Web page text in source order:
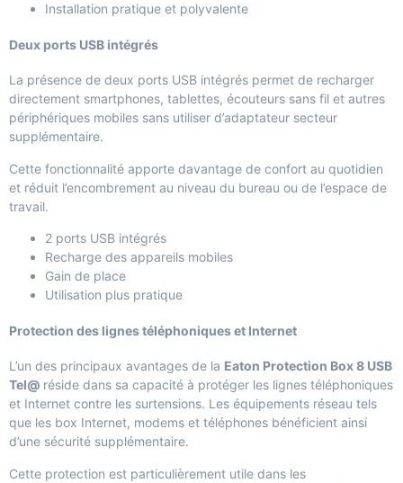
Installation pratique et polyvalente
Deux ports USB intégrés
La présence de deux ports USB intégrés permet de recharger
directement smartphones, tablettes, écouteurs sans fil et autres
périphériques mobiles sans utiliser d’adaptateur secteur
supplémentaire.
Cette fonctionnalité apporte davantage de confort au quotidien
et réduit l’encombrement au niveau du bureau ou de l’espace de
travail.
2 ports USB intégrés
Recharge des appareils mobiles
Gain de place
Utilisation plus pratique
Protection des lignes téléphoniques et Internet
L’un des principaux avantages de la Eaton Protection Box 8 USB
Tel@ réside dans sa capacité à protéger les lignes téléphoniques
et Internet contre les surtensions. Les équipements réseau tels
que les box Internet, modems et téléphones bénéficient ainsi
d’une sécurité supplémentaire.
Cette protection est particulièrement utile dans les